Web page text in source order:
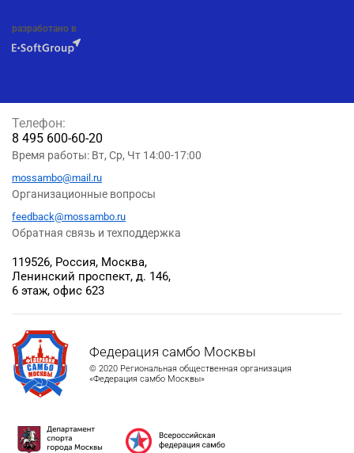
разработано в
Федерация самбо Москвы
© 2020 Региональная общественная организация
«Федерация самбо Москвы»
119526, Россия, Москва,
Ленинский проспект, д. 146,
6 этаж, офис 623
Телефон:
8 495 600-60-20
Время работы: Вт, Ср, Чт 14:00-17:00
mossambo@mail.ru
Организационные вопросы
feedback@mossambo.ru
Обратная связь и техподдержка